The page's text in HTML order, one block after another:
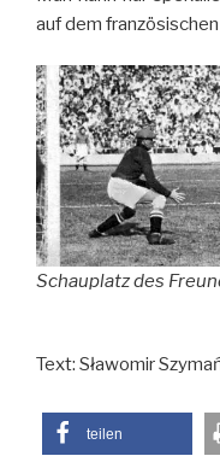
auf dem
Schauplatz des
Text: Sławomir
teilen